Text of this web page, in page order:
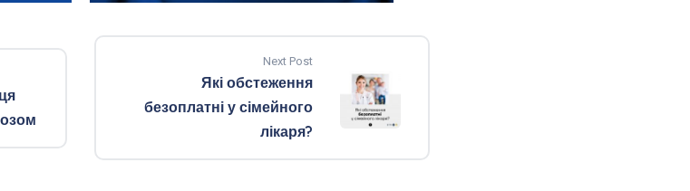
Next Post
Які обстеження
безоплатні у сімейного
лікаря?